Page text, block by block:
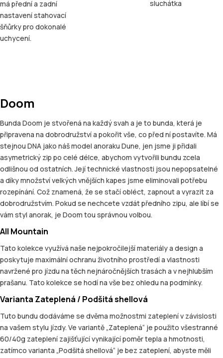
má přední a zadní
nastavení stahovací
šňůrky pro dokonalé
uchycení.
sluchátka
Doom
Bunda Doom je stvořená na každý svah a je to bunda, která je
připravena na dobrodružství a pokořit vše, co před ní postavíte. Má
stejnou DNA jako náš model anoraku Dune, jen jsme ji přidali
asymetrický zip po celé délce, abychom vytvořili bundu zcela
odlišnou od ostatních. Její technické vlastnosti jsou nepopsatelné
a díky množství velkých vnějších kapes jsme eliminovali potřebu
rozepínání. Což znamená, že se stačí obléct, zapnout a vyrazit za
dobrodružstvím. Pokud se nechcete vzdát předního zipu, ale líbí se
vám styl anorak, je Doom tou správnou volbou.
All Mountain
Tato kolekce využívá naše nejpokročilejší materiály a design a
poskytuje maximální ochranu životního prostředí a vlastnosti
navržené pro jízdu na těch nejnáročnějších trasách a v nejhlubším
prašanu. Tato kolekce se hodí na vše bez ohledu na podmínky.
Varianta Zateplená / Podšitá shellová
Tuto bundu dodáváme se dvěma možnostmi zateplení v závislosti
na vašem stylu jízdy. Ve variantě „Zateplená“ je použito všestranné
60/40g zateplení zajišťující vynikající poměr tepla a hmotnosti,
zatímco varianta „Podšitá shellová“ je bez zateplení, abyste měli